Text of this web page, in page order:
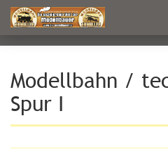
Modellbahn /
Spur I